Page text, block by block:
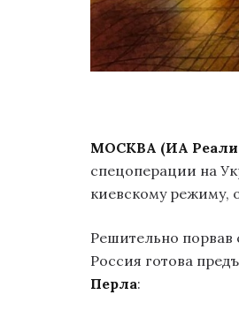
МОСКВА (ИА
спецоперации на
киевскому режиму,
Решительно порвав
Россия готова
Перла: